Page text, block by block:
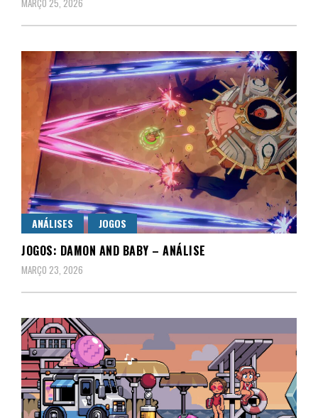
ANÁLISES JOGOS
JOGOS: DAMON AND BABY – ANÁLISE
MARÇO 23, 2026